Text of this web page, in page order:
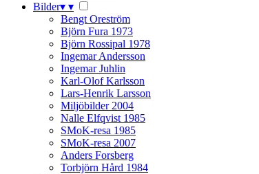
Bilder▾ ▾
Bengt Oreström
Björn Fura 1973
Björn Rossipal 1978
Ingemar Andersson
Ingemar Juhlin
Karl-Olof Karlsson
Lars-Henrik Larsson
Miljöbilder 2004
Nalle Elfqvist 1985
SMoK-resa 1985
SMoK-resa 2007
Anders Forsberg
Torbjörn Hård 1984